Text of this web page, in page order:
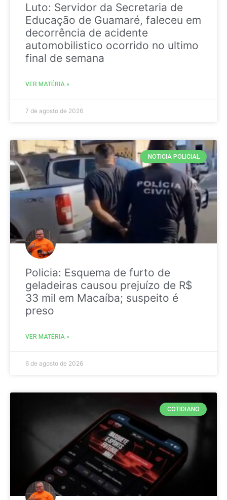
Luto: Servidor da Secretaria de
Educação de Guamaré, faleceu em
decorrência de acidente
automobilistico ocorrido no ultimo
final de semana
VER MATÉRIA »
7 de agosto de 2026
NOTICIA POLICIAL
Policia: Esquema de furto de
geladeiras causou prejuízo de R$
33 mil em Macaíba; suspeito é
preso
VER MATÉRIA »
6 de agosto de 2026
COTIDIANO